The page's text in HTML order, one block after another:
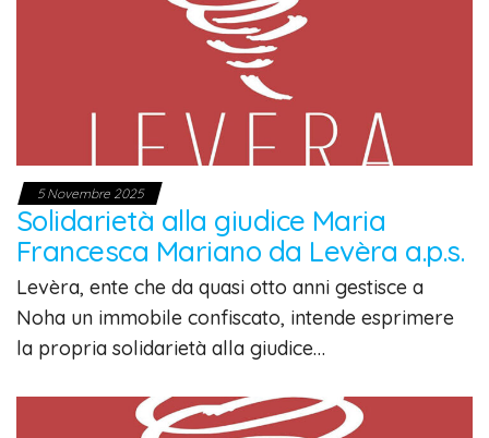
5 Novembre 2025
Solidarietà alla giudice Maria
Francesca Mariano da Levèra a.p.s.
Levèra, ente che da quasi otto anni gestisce a
Noha un immobile confiscato, intende esprimere
la propria solidarietà alla giudice…